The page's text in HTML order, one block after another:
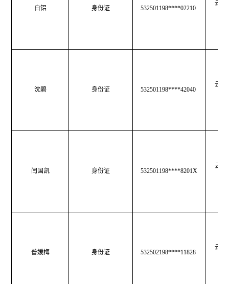
白铝 身份证 532501198****02210
云南
沈碧 身份证 532501198****42040
云南
闫国凯 身份证 532501198****8201X
云南
普媛梅 身份证 532502198****11828
云南